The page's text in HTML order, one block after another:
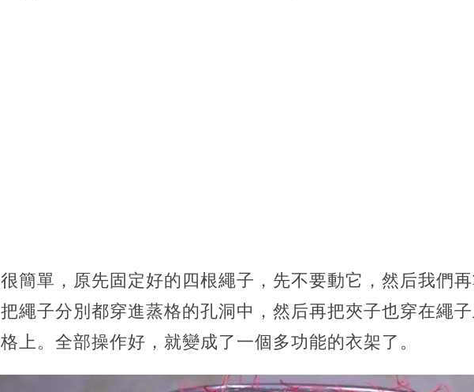
簡單，原先固定好的四根繩子，先不要動它，然后我們
繩子分別都穿進蒸格的孔洞中，然后再把夾子也穿在繩
上。全部操作好，就變成了一個多功能的衣架了。